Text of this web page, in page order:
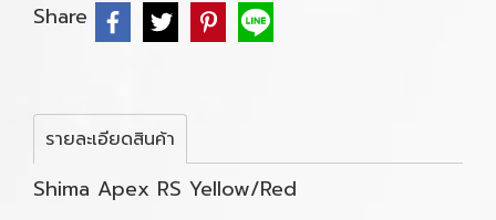
Share
รายละเอียดสินค้า
Shima Apex RS Yellow/Red